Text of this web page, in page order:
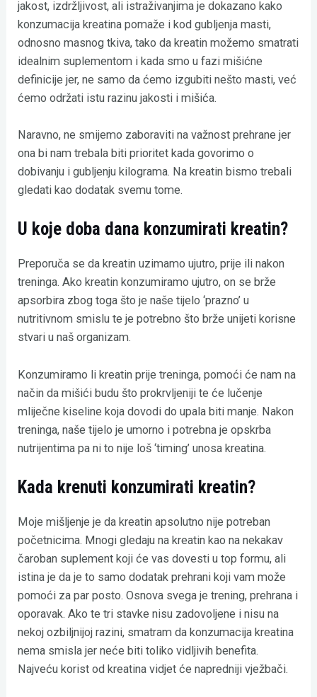
jakost, izdržljivost, ali istraživanjima je dokazano kako
konzumacija kreatina pomaže i kod gubljenja masti,
odnosno masnog tkiva, tako da kreatin možemo smatrati
idealnim suplementom i kada smo u fazi mišićne
definicije jer, ne samo da ćemo izgubiti nešto masti, već
ćemo održati istu razinu jakosti i mišića.
Naravno, ne smijemo zaboraviti na važnost prehrane jer
ona bi nam trebala biti prioritet kada govorimo o
dobivanju i gubljenju kilograma. Na kreatin bismo trebali
gledati kao dodatak svemu tome.
U koje doba dana konzumirati kreatin?
Preporuča se da kreatin uzimamo ujutro, prije ili nakon
treninga. Ako kreatin konzumiramo ujutro, on se brže
apsorbira zbog toga što je naše tijelo ‘prazno’ u
nutritivnom smislu te je potrebno što brže unijeti korisne
stvari u naš organizam.
Konzumiramo li kreatin prije treninga, pomoći će nam na
način da mišići budu što prokrvljeniji te će lučenje
mliječne kiseline koja dovodi do upala biti manje. Nakon
treninga, naše tijelo je umorno i potrebna je opskrba
nutrijentima pa ni to nije loš ‘timing’ unosa kreatina.
Kada krenuti konzumirati kreatin?
Moje mišljenje je da kreatin apsolutno nije potreban
početnicima. Mnogi gledaju na kreatin kao na nekakav
čaroban suplement koji će vas dovesti u top formu, ali
istina je da je to samo dodatak prehrani koji vam može
pomoći za par posto. Osnova svega je trening, prehrana i
oporavak. Ako te tri stavke nisu zadovoljene i nisu na
nekoj ozbiljnijoj razini, smatram da konzumacija kreatina
nema smisla jer neće biti toliko vidljivih benefita.
Najveću korist od kreatina vidjet će napredniji vježbači.